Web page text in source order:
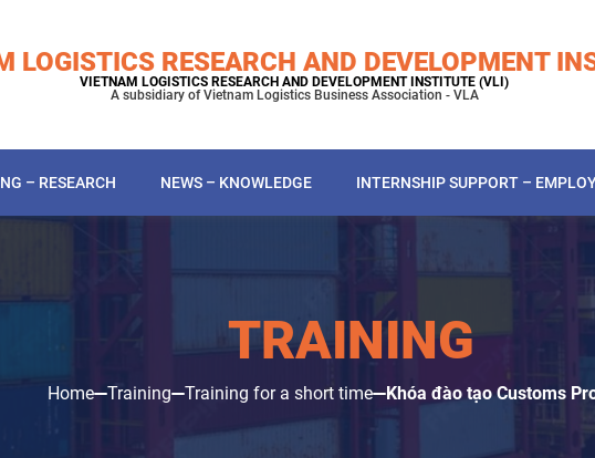
LOGISTICS RESEARCH AND DEVELOPMENT
VIETNAM LOGISTICS RESEARCH AND DEVELOPMENT INSTITUTE (VLI)
A subsidiary of Vietnam Logistics Business Association - VLA
– RESEARCH NEWS – KNOWLEDGE INTERNSHIP SUPPORT –
TRAINING
Home Training Training for a short time Khóa đào tạo Customs